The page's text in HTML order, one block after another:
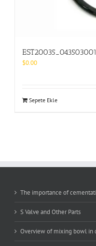
$0.00
Sepete Ekle
The importance of
S Valve and Other Parts
Overview of mixing bowl in